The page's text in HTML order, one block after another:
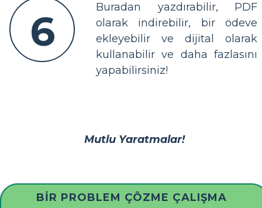
6
Buradan yazdırabilir, PDF
olarak indirebilir, bir ödeve
ekleyebilir ve dijital olarak
kullanabilir ve daha fazlasını
yapabilirsiniz!
Mutlu Yaratmalar!
BIR PROBLEM ÇÖZME ÇALIŞMA